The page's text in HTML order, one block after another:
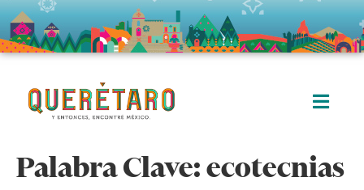
Palabra Clave:ecotecnias